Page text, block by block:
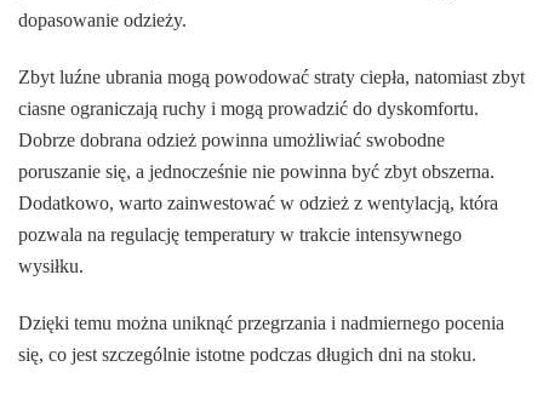
dopasowanie odzieży.
Zbyt luźne ubrania mogą powodować straty ciepła, natomiast zbyt
ciasne ograniczają ruchy i mogą prowadzić do dyskomfortu.
Dobrze dobrana odzież powinna umożliwiać swobodne
poruszanie się, a jednocześnie nie powinna być zbyt obszerna.
Dodatkowo, warto zainwestować w odzież z wentylacją, która
pozwala na regulację temperatury w trakcie intensywnego
wysiłku.
Dzięki temu można uniknąć przegrzania i nadmiernego pocenia
się, co jest szczególnie istotne podczas długich dni na stoku.